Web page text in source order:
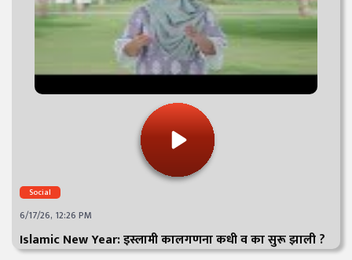
Social
6/17/26, 12:26 PM
Islamic New Year: इस्लामी कालगणना कधी व का सुरू झाली ?